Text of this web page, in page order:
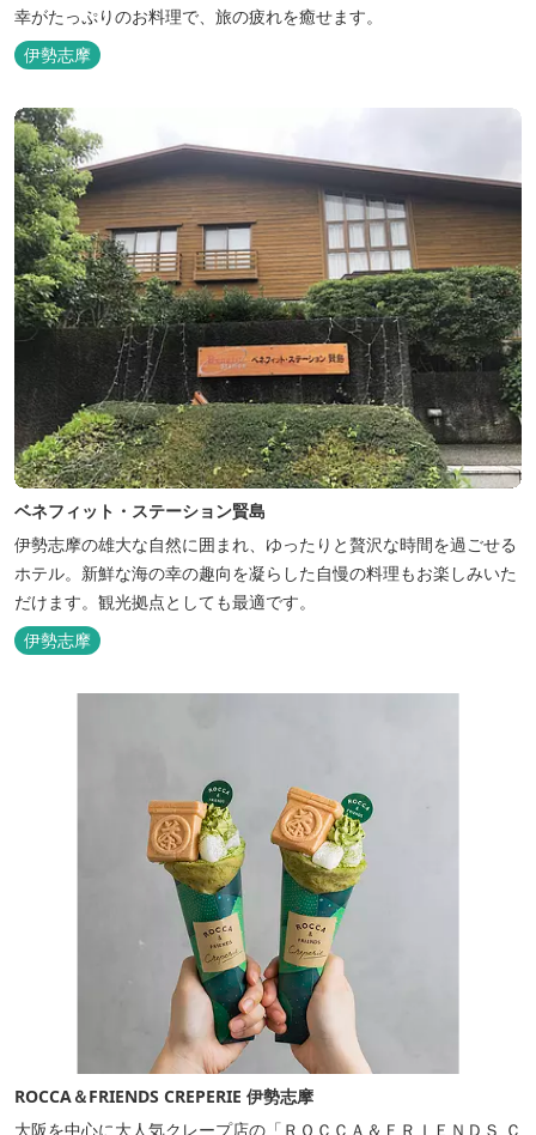
幸がたっぷりのお料理で、旅の疲れを癒せます。
伊勢志摩
ベネフィット・ステーション賢島
伊勢志摩の雄大な自然に囲まれ、ゆったりと贅沢な時間を過ごせる
ホテル。新鮮な海の幸の趣向を凝らした自慢の料理もお楽しみいた
だけます。観光拠点としても最適です。
伊勢志摩
ROCCA＆FRIENDS CREPERIE 伊勢志摩
大阪を中心に大人気クレープ店の「ＲＯＣＣＡ＆ＦＲＩＥＮＤＳ Ｃ